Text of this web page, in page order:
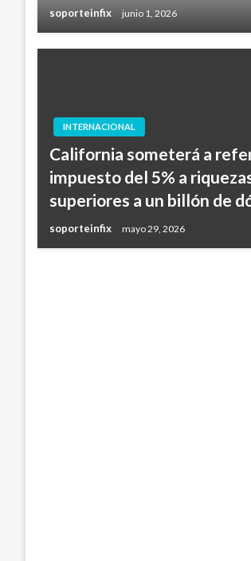
soporteinfix junio 1, 2026
INTERNACIONAL
California someterá a
impuesto del 5% a
superiores a un billón de
soporteinfix mayo 29, 2026